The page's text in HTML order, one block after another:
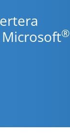
®